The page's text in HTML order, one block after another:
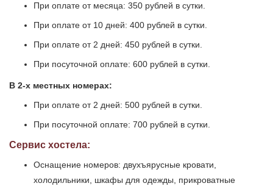
При оплате от месяца: 350 рублей в сутки.
При оплате от 10 дней: 400 рублей в сутки.
При оплате от 2 дней: 450 рублей в сутки.
При посуточной оплате: 600 рублей в сутки.
В 2-х местных номерах:
При оплате от 2 дней: 500 рублей в сутки.
При посуточной оплате: 700 рублей в сутки.
Сервис хостела:
Оснащение номеров: двухъярусные кровати,
холодильники, шкафы для одежды, прикроватные